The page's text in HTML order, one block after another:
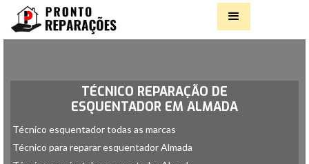
TÉCNICO REPARAÇÃO DE
ESQUENTADOR EM ALMADA
Técnico esquentador todas as marcas
Técnico para reparar esquentador Almada